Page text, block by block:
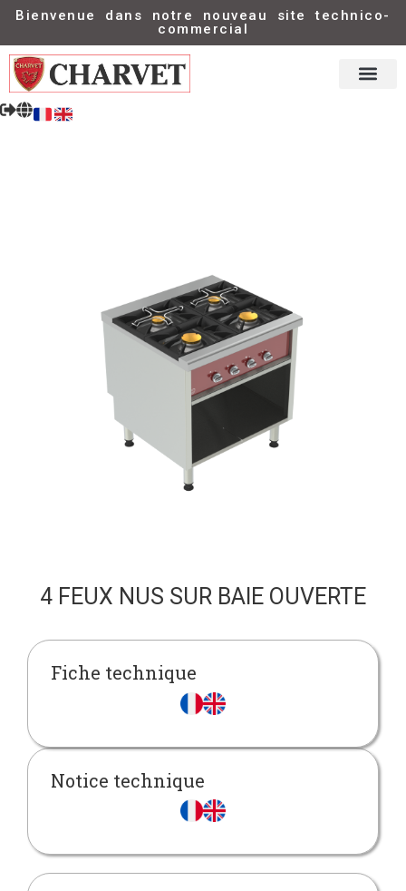
Bienvenue dans notre nouveau site technico-
commercial
4 FEUX NUS SUR BAIE OUVERTE
Fiche technique
Notice technique